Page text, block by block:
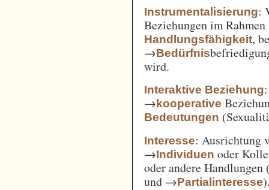
Instrumentalisierung:
Beziehungen im
Handlungsfähigkeit,
→Bedürfnis
wird.
Interaktive Beziehung
→kooperative
Bedeutungen
Interesse: Ausrichtung
→Individuen oder
oder andere
und →Partialinteresse